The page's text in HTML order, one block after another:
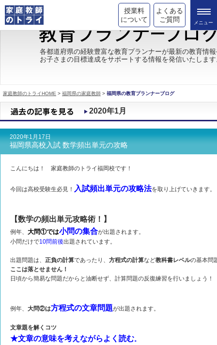
授業料
について
よくある
ご質問
トライの教育理念
成績が上がる理由
都道府県別情報
合格体験談
キャンペーン情報
各都道府県の経験豊富な教育プランナーが最新の教育情
お子さまの目標達成をサポートする情報を発信いたしま
家庭教師のトライHOME > 福岡県の家庭教師 > 福岡県の教育プランナーブログ
2020年1月
2020年1月17日
福岡県高校入試 数学頻出単元の攻略
こんにちは！ 家庭教師のトライ福岡校です！
今回は高校受験生必見！ 入試頻出単元の攻略法を取り上げていきます。
【数学の頻出単元攻略術！】
例年、 大問①では小問の集合が出題されます。
小問だけで10問前後出題されています。
出題問題は、 正負の計算であったり、 方程式の計算など教科書レベルの基本問
ここは落とせません！
日頃から簡易な問題だからと油断せず、計算問題の反復練習を行いましょう！
例年、 大問②は方程式の文章問題が出題されます。
文章題を解くコツ
★文章の意味を考えながらよく読む。